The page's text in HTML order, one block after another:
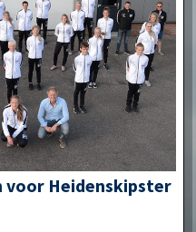
voor Heidenskipster